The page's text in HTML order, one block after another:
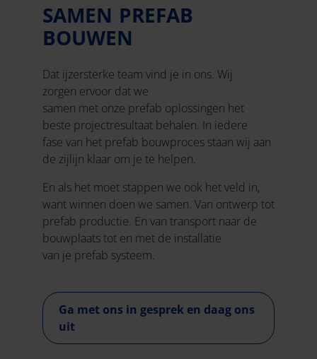
SAMEN PREFAB
BOUWEN
Dat ijzersterke team vind je in ons. Wij
zorgen ervoor dat we
samen met onze prefab oplossingen het
beste projectresultaat behalen. In iedere
fase van het prefab bouwproces staan wij aan
de zijlijn klaar om je te helpen.
En als het moet stappen we ook het veld in,
want winnen doen we samen. Van ontwerp tot
prefab productie. En van transport naar de
bouwplaats tot en met de installatie
van je prefab systeem.
Ga met ons in gesprek en daag ons
uit